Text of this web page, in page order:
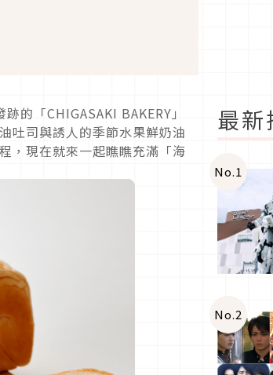
的「CHIGASAKI BAKERY」
吐司與誘人的季節水果鮮奶油
，現在就來一起瞧瞧充滿「海
最新
No.1
No.2